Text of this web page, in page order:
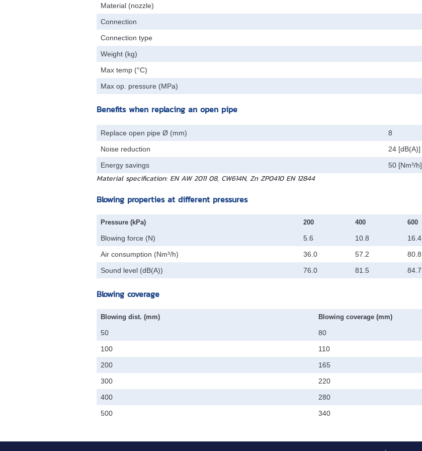
Material (nozzle)
Connection
Connection type
Weight (kg)
Max temp (°C)
Max op. pressure (MPa)
Benefits when replacing an open pipe
Replace open pipe Ø (mm)
8
Noise reduction
24 [dB(A)]
Energy savings
50 [Nm³/h]
Material specification: EN AW 2011 08, CW614N, Zn ZP0410 EN 12844
Blowing properties at different pressures
Pressure (kPa) 200 400 600
Blowing force (N) 5.6 10.8 16.4
Air consumption (Nm³/h)
36.0 57.2 80.8
Sound level (dB(A))
76.0 81.5 84.7
Blowing coverage
Blowing dist. (mm) Blowing coverage (mm)
50
80
100
110
200
165
300
220
400
280
500
340